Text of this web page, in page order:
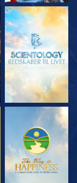
UDFORSK SERIEN
SE